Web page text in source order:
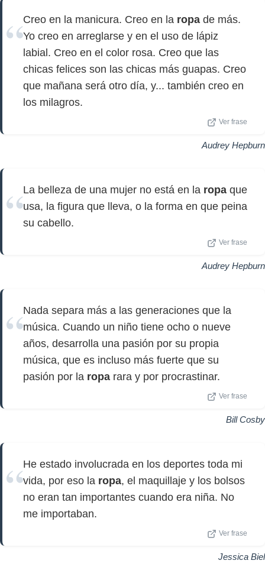
Creo en la manicura. Creo en la ropa de más.
Yo creo en arreglarse y en el uso de lápiz
labial. Creo en el color rosa. Creo que las
chicas felices son las chicas más guapas. Creo
que mañana será otro día, y... también creo en
los milagros.
Ver frase
Audrey Hepburn
La belleza de una mujer no está en la ropa que
usa, la figura que lleva, o la forma en que peina
su cabello.
Ver frase
Audrey Hepburn
Nada separa más a las generaciones que la
música. Cuando un niño tiene ocho o nueve
años, desarrolla una pasión por su propia
música, que es incluso más fuerte que su
pasión por la ropa rara y por procrastinar.
Ver frase
Bill Cosby
He estado involucrada en los deportes toda mi
vida, por eso la ropa, el maquillaje y los bolsos
no eran tan importantes cuando era niña. No
me importaban.
Ver frase
Jessica Biel